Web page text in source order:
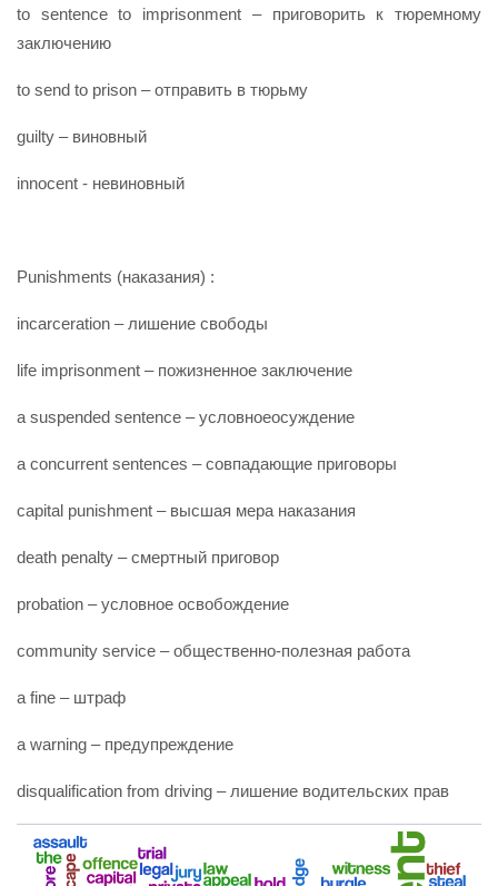
to sentence to imprisonment – приговорить к тюремному
заключению
to send to prison – отправить в тюрьму
guilty – виновный
innocent - невиновный
Punishments (наказания) :
incarceration – лишение свободы
life imprisonment – пожизненное заключение
a suspended sentence – условноеосуждение
a concurrent sentences – совпадающие приговоры
capital punishment – высшая мера наказания
death penalty – смертный приговор
probation – условное освобождение
community service – общественно-полезная работа
a fine – штраф
a warning – предупреждение
disqualification from driving – лишение водительских прав